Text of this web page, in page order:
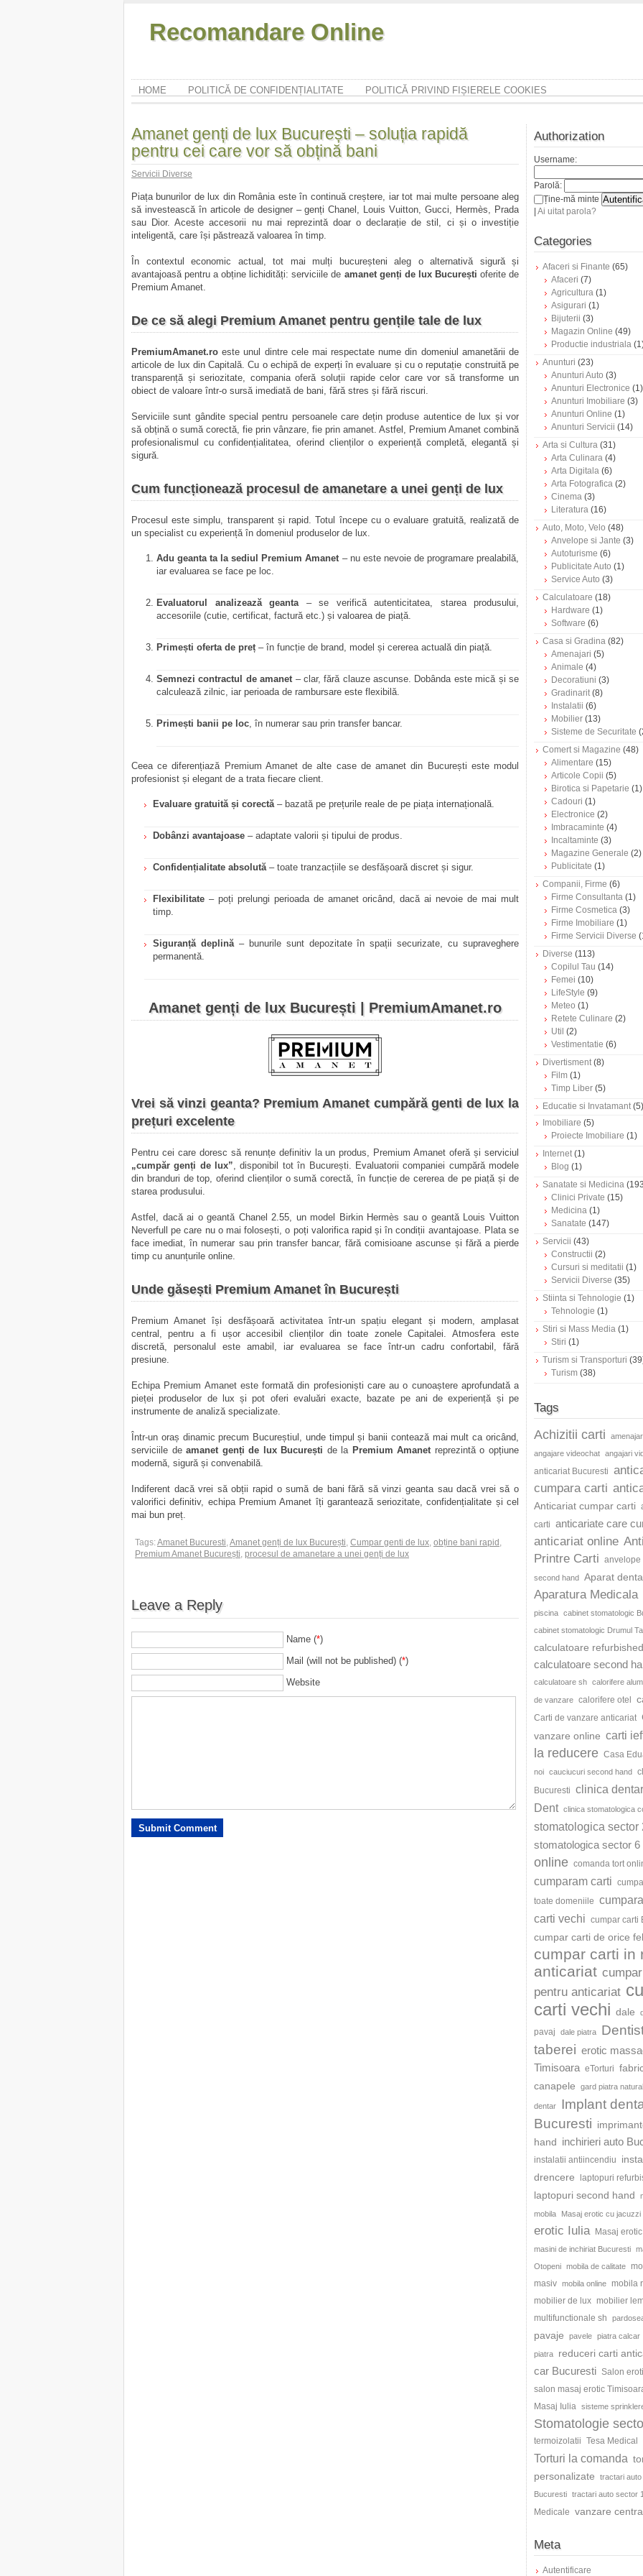
Recomandare Online
HOME POLITICĂ DE CONFIDENȚIALITATE POLITICĂ PRIVIND FIȘIERELE COOKIES
Amanet genți de lux București – soluția rapidă
pentru cei care vor să obțină bani
Servicii Diverse
Piața bunurilor de lux din România este în continuă creștere, iar tot mai multe persoane aleg
să investească în articole de designer – genți Chanel, Louis Vuitton, Gucci, Hermès, Prada
sau Dior. Aceste accesorii nu mai reprezintă doar o declarație de stil, ci și o investiție
inteligentă, care își păstrează valoarea în timp.
În contextul economic actual, tot mai mulți bucureșteni aleg o alternativă sigură și
avantajoasă pentru a obține lichidități: serviciile de amanet genți de lux București oferite de
Premium Amanet.
De ce să alegi Premium Amanet pentru gențile tale de lux
PremiumAmanet.ro este unul dintre cele mai respectate nume din domeniul amanetării de
articole de lux din Capitală. Cu o echipă de experți în evaluare și cu o reputație construită pe
transparență și seriozitate, compania oferă soluții rapide celor care vor să transforme un
obiect de valoare într-o sursă imediată de bani, fără stres și fără riscuri.
Serviciile sunt gândite special pentru persoanele care dețin produse autentice de lux și vor
să obțină o sumă corectă, fie prin vânzare, fie prin amanet. Astfel, Premium Amanet combină
profesionalismul cu confidențialitatea, oferind clienților o experiență completă, elegantă și
sigură.
Cum funcționează procesul de amanetare a unei genți de lux
Procesul este simplu, transparent și rapid. Totul începe cu o evaluare gratuită, realizată de
un specialist cu experiență în domeniul produselor de lux.
Adu geanta ta la sediul Premium Amanet– nu este nevoie de programare prealabilă,
iar evaluarea se face pe loc.
Evaluatorul analizează geanta– se verifică autenticitatea, starea produsului,
accesoriile (cutie, certificat, factură etc.) și valoarea de piață.
Primești oferta de preț– în funcție de brand, model și cererea actuală din piață.
Semnezi contractul de amanet– clar, fără clauze ascunse. Dobânda este mică și se
calculează zilnic, iar perioada de rambursare este flexibilă.
Primești banii pe loc, în numerar sau prin transfer bancar.
Ceea ce diferențiază Premium Amanet de alte case de amanet din București este modul
profesionist și elegant de a trata fiecare client.
Evaluare gratuită și corectă– bazată pe prețurile reale de pe piața internațională.
Dobânzi avantajoase – adaptate valorii și tipului de produs.
Confidențialitate absolută– toate tranzacțiile se desfășoară discret și sigur.
Flexibilitate – poți prelungi perioada de amanet oricând, dacă ai nevoie de mai mult
timp.
Siguranță deplină– bunurile sunt depozitate în spații securizate, cu supraveghere
permanentă.
Amanet genți de lux București | PremiumAmanet.ro
Vrei să vinzi geanta? Premium Amanet cumpără genti de lux la
prețuri excelente
Pentru cei care doresc să renunțe definitiv la un produs, Premium Amanet oferă și serviciul
„cumpăr genți de lux”, disponibil tot în București. Evaluatorii companiei cumpără modele
din branduri de top, oferind clienților o sumă corectă, în funcție de cererea de pe piață și de
starea produsului.
Astfel, dacă ai o geantă Chanel 2.55, un model Birkin Hermès sau o geantă Louis Vuitton
Neverfull pe care nu o mai folosești, o poți valorifica rapid și în condiții avantajoase. Plata se
face imediat, în numerar sau prin transfer bancar, fără comisioane ascunse și fără a pierde
timp cu anunțurile online.
Unde găsești Premium Amanet în București
Premium Amanet își desfășoară activitatea într-un spațiu elegant și modern, amplasat
central, pentru a fi ușor accesibil clienților din toate zonele Capitalei. Atmosfera este
discretă, personalul este amabil, iar evaluarea se face într-un cadru confortabil, fără
presiune.
Echipa Premium Amanet este formată din profesioniști care au o cunoaștere aprofundată a
pieței produselor de lux și pot oferi evaluări exacte, bazate pe ani de experiență și pe
instrumente de analiză specializate.
Într-un oraș dinamic precum Bucureștiul, unde timpul și banii contează mai mult ca oricând,
serviciile deamanet genți de lux București de la Premium Amanetreprezintă o opțiune
modernă, sigură și convenabilă.
Indiferent dacă vrei să obții rapid o sumă de bani fără să vinzi geanta sau dacă vrei să o
valorifici definitiv, echipa Premium Amanet îți garantează seriozitate, confidențialitate și cel
mai bun preț.
Tags:Amanet Bucuresti,Amanet genți de lux București, Cumpar genti de lux, obține bani rapid ,
Premium Amanet București, procesul de amanetare a unei genți de lux
Leave a Reply
Name (*)
Mail (will not be published) (*)
Website
Authorization
Username:
Parolă:
Ține-mă minte
Ai uitat parola?
Categories
Afaceri si Finante (65)
Afaceri (7)
Agricultura (1)
Asigurari (1)
Bijuterii (3)
Magazin Online (49)
Productie industriala
Anunturi (23)
Anunturi Auto (3)
Anunturi Electronice (1)
Anunturi Imobiliare (3)
Anunturi Online (1)
Anunturi Servicii (14)
Arta si Cultura (31)
Arta Culinara (4)
Arta Digitala (6)
Arta Fotografica (2)
Cinema (3)
Literatura (16)
Auto, Moto, Velo (48)
Anvelope si Jante (3)
Autoturisme (6)
Publicitate Auto (1)
Service Auto (3)
Calculatoare (18)
Hardware (1)
Software (6)
Casa si Gradina (82)
Amenajari (5)
Animale (4)
Decoratiuni (3)
Gradinarit(8)
Instalatii (6)
Mobilier (13)
Sisteme de Securitate
Comert si Magazine (48)
Alimentare (15)
Articole Copii (5)
Birotica si Papetarie (1)
Cadouri (1)
Electronice (2)
Imbracaminte (4)
Incaltaminte (3)
Magazine Generale (2)
Publicitate (1)
Companii, Firme (6)
Firme Consultanta (1)
Firme Cosmetica (3)
Firme Imobiliare (1)
Firme Servicii Diverse
Diverse (113)
Copilul Tau (14)
Femei (10)
LifeStyle (9)
Meteo (1)
Retete Culinare (2)
Util (2)
Vestimentatie (6)
Divertisment(8)
Film (1)
Timp Liber (5)
Educatie si Invatamant(5)
Imobiliare (5)
Proiecte Imobiliare (1)
Internet(1)
Blog (1)
Sanatate si Medicina
Clinici Private (15)
Medicina (1)
Sanatate (147)
Servicii (43)
Constructii (2)
Cursuri si meditatii (1)
Servicii Diverse (35)
Stiinta si Tehnologie (1)
Tehnologie (1)
Stiri si Mass Media (1)
Stiri (1)
Turism si Transporturi
Turism (38)
Tags
Achizitii carti
angajare videochat angajari
anticariat Bucuresti
cumpara carti
Anticariat cumpar carti
carti anticariate care
anticariat online
Printre Carti anvelope
second hand Aparat
Aparatura Medicala
piscina cabinet stomatologic
cabinet stomatologic Drumul
calculatoare refurbished
calculatoare second
calculatoare sh calorifere
de vanzare calorifere otel
Carti de vanzare anticariat
vanzare online carti
la reducere Casa
noi cauciucuri second hand
Bucuresti clinica
Dent clinica stomatologica
stomatologica sector
stomatologica sector 6
online comanda tort
cumparam carti
toate domeniile
carti vechi cumpar carti
cumpar carti de orice fel
cumpar carti in
anticariat
pentru anticariat
carti vechi dale
pavaj dale piatra
taberei erotic
Timisoara eTorturi
canapele
gard piatra
dentar
Implant
Bucuresti
hand inchirieri auto
instalatii antiincendiu
drencere
laptopuri
laptopuri second hand
mobila Masaj erotic cu jacuzzi
erotic Iulia Masaj
masini de inchiriat Bucuresti
Otopeni mobila de calitate
masiv mobila online
mobila
mobilier de lux mobilier
multifunctionale sh
pavaje pavele piatra calcar
piatra reduceri carti
car Bucuresti Salon
salon masaj erotic
Masaj Iulia sisteme
Stomatologie
termoizolatii Tesa Medical
Torturi la comanda
personalizate
tractari auto
Bucuresti tractari auto sector
Medicale vanzare
Meta
Autentificare